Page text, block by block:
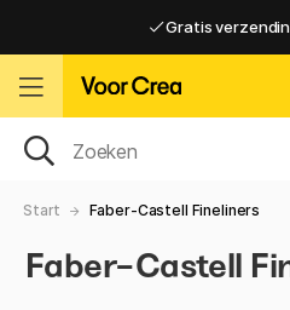
Gratis
Gratis
Start Faber-Castell Fineliners
Faber-Castell